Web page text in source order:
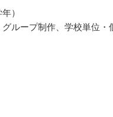
）
ループ制作、学校単位・